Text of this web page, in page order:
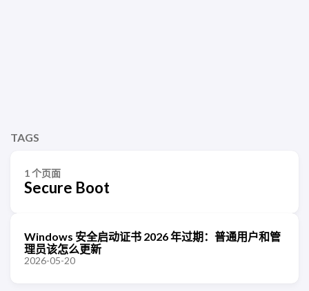
TAGS
1 个页面
Secure Boot
Windows 安全启动证书 2026 年过期：普通用户和管
理员该怎么更新
2026-05-20